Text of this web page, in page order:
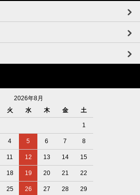
2026年8月
火 水 木 金 土
1
4 5 6 7 8
11 12 13 14 15
18 19 20 21 22
25 26 27 28 29